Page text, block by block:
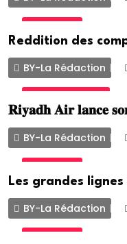
Reddition des
BY-La Rédaction
𝐑𝐢𝐲𝐚𝐝𝐡 𝐀𝐢𝐫 𝐥𝐚𝐧𝐜𝐞
BY-La Rédaction
Les grandes
BY-La Rédaction